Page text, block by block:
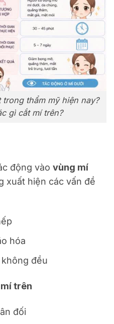
thẩm mỹ hiện nay?
gì cắt mí trên?
động vào vùng mí
xuất hiện các vấn đề
hóa
đều
trên
đối